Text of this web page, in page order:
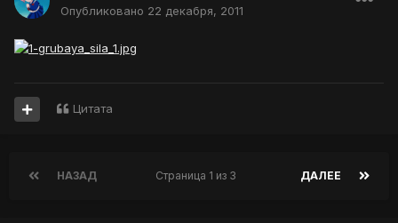
Опубликовано 22 декабря, 2011
Цитата
НАЗАД ДАЛЕЕ
Страница 1 из 3